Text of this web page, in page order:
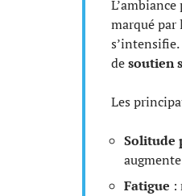
marqué par
s’intensifie.
desoutien
Les
Solitude
Fatigue :